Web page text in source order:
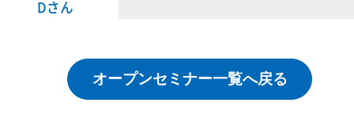
Dさん
オープンセミナー一覧へ戻る